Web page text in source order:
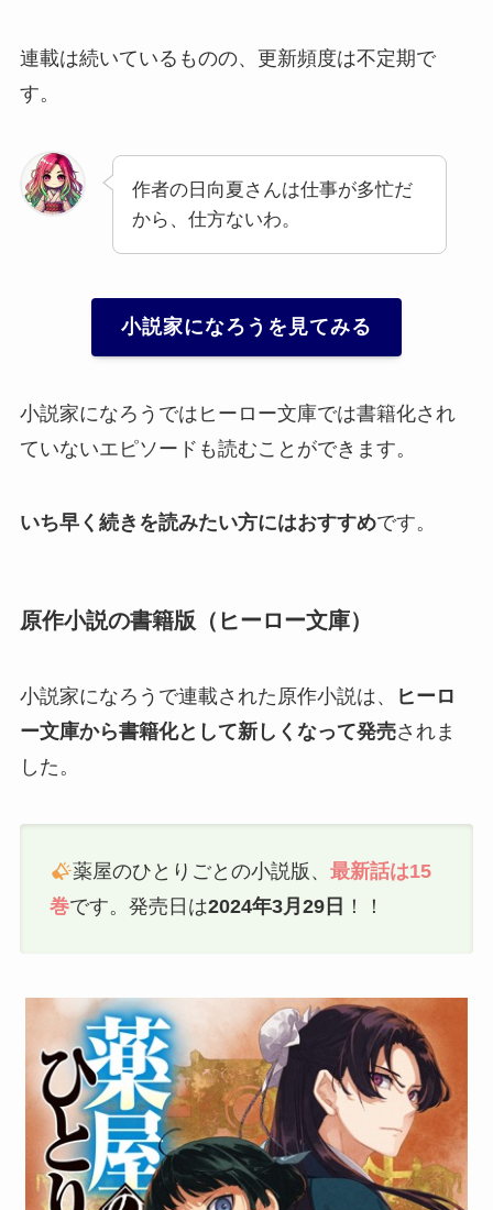
連載は続いているものの、更新頻度は不定期で
す。
作者の日向夏さんは仕事が多忙だ
から、仕方ないわ。
小説家になろうを見てみる
小説家になろうではヒーロー文庫では書籍化され
ていないエピソードも読むことができます。
いち早く続きを読みたい方にはおすすめです。
原作小説の書籍版（ヒーロー文庫）
小説家になろうで連載された原作小説は、
ヒーロ
ー文庫から書籍化として新しくなって発売されま
した。
薬屋のひとりごとの小説版、最新話は15
巻です。発売日は2024年3月29日 ！！